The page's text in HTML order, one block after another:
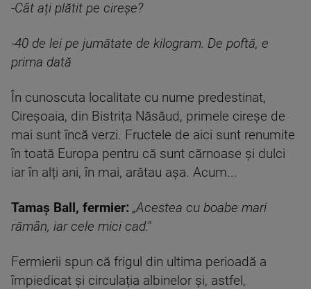
-Cât ați plătit pe cireșe?
-40 de lei pe jumătate de kilogram. De poftă, e
prima dată
În cunoscuta localitate cu nume predestinat,
Cireșoaia, din Bistrița Năsăud, primele cireșe de
mai sunt încă verzi. Fructele de aici sunt renumite
în toată Europa pentru că sunt cărnoase și dulci
iar în alți ani, în mai, arătau așa. Acum...
Tamaș Ball, fermier: „Acestea cu boabe mari
rămân, iar cele mici cad."
Fermierii spun că frigul din ultima perioadă a
împiedicat și circulația albinelor și, astfel,